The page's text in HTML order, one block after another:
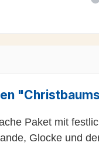
Paket mit
Glocke und